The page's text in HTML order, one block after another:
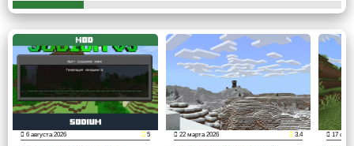
пропадёт.
Шанс данного события мал.
Сложность
6 августа 2026 5 22 марта 2026 3.4 17